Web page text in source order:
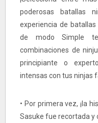
poderosas batallas
experiencia de
de modo Simple
combinaciones de
principiante o
intensas con tus ninjas
• Por primera vez, ¡la
Sasuke fue recortada y